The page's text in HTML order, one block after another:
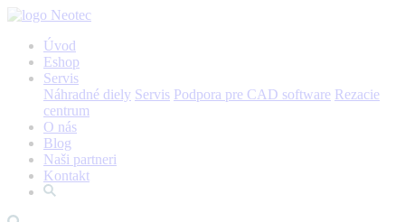
Úvod
Eshop
Servis
Náhradné diely Servis Podpora pre CAD software Rezacie
centrum
O nás
Blog
Naši partneri
Kontakt